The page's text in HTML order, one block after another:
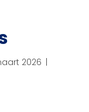
2026 |